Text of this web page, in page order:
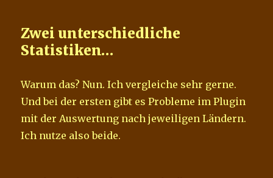
Zwei unterschiedliche
Statistiken…
Warum das? Nun. Ich vergleiche sehr gerne.
Und bei der ersten gibt es Probleme im Plugin
mit der Auswertung nach jeweiligen Ländern.
Ich nutze also beide.